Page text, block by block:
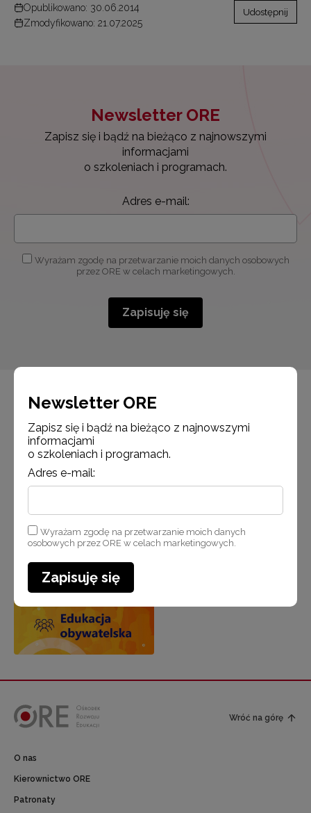
Opublikowano: 30.06.2014
Zmodyfikowano: 21.07.2025
Udostępnij
Newsletter ORE
Zapisz się i bądź na bieżąco z najnowszymi
informacjami
o szkoleniach i programach.
Adres e-mail:
Wyrażam zgodę na przetwarzanie moich danych osobowych
przez ORE w celach marketingowych.
Zapisuję się
Wróć na górę
O nas
Kierownictwo ORE
Patronaty
Newsletter ORE
Zapisz się i bądź na bieżąco z najnowszymi
informacjami
o szkoleniach i programach.
Adres e-mail:
Wyrażam zgodę na przetwarzanie moich danych
osobowych przez ORE w celach marketingowych.
Zapisuję się